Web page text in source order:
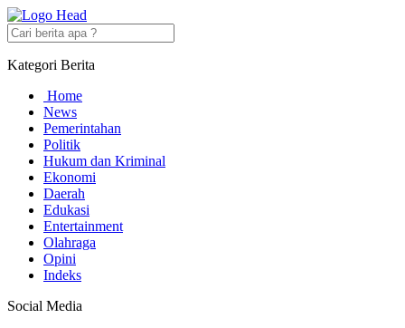
Kategori Berita
Home
News
Pemerintahan
Politik
Hukum dan Kriminal
Ekonomi
Daerah
Edukasi
Entertainment
Olahraga
Opini
Indeks
Social Media